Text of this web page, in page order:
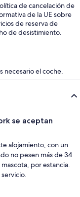
de cancelación de
de la UE sobre
de reserva de
de desistimiento.
necesario el coche.
se aceptan
alojamiento, con un
no pesen más de 34
por estancia.